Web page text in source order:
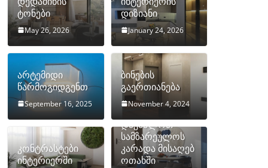
ტონები
May 26, 2026
დიზიანი
January 24, 2026
არტემიდი
წარმოგიდგენთ
September 16, 2025
ბინების
გაერთიანება
November 4, 2024
კონტრასტები
ინტერიერში
როგორ
დავმალოთ
სამზარეულოს
კარადა მისაღებ
ოთახში